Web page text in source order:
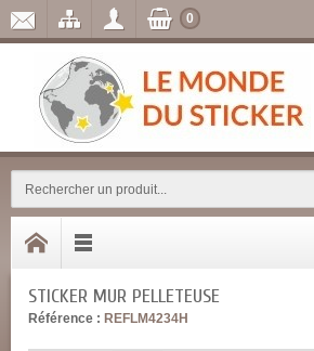
0
STICKER MUR PELLETEUSE
Référence : REFLM4234H